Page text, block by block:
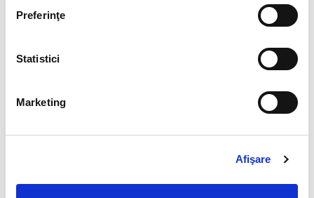
Preferinţe
Statistici
Marketing
Afişare
INFORMATION REQUEST